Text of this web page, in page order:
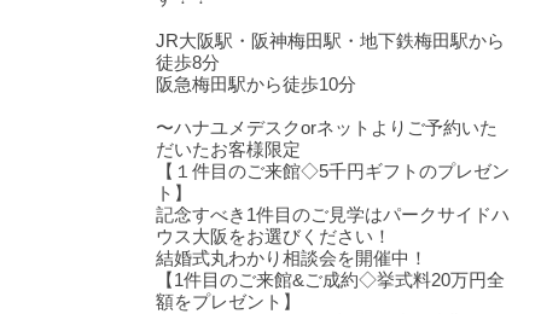
JR大阪駅・阪神梅田駅・地下鉄梅田駅から
徒歩8分
阪急梅田駅から徒歩10分
〜ハナユメデスクorネットよりご予約いた
だいたお客様限定
【１件⽬のご来館◇5千円ギフトのプレゼン
ト】
記念すべき1件⽬のご⾒学はパークサイドハ
ウス⼤阪をお選びください！
結婚式丸わかり相談会を開催中！
【1件⽬のご来館&ご成約◇挙式料20万円全
額をプレゼント】